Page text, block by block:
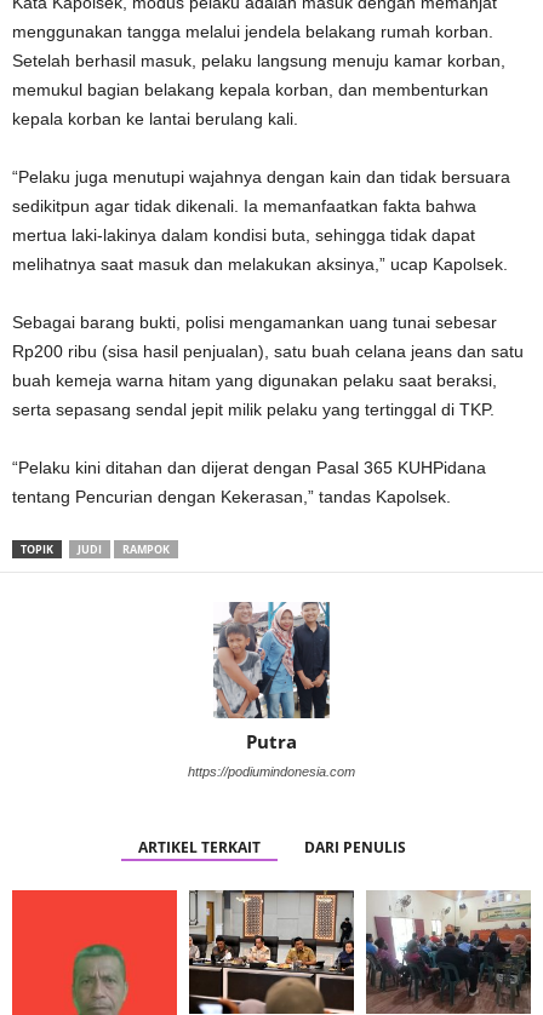
menggunakan tangga melalui jendela belakang rumah korban.
Setelah berhasil masuk, pelaku langsung menuju kamar korban,
memukul bagian belakang kepala korban, dan membenturkan
kepala korban ke lantai berulang kali.
“Pelaku juga menutupi wajahnya dengan kain dan tidak bersuara
sedikitpun agar tidak dikenali. Ia memanfaatkan fakta bahwa
mertua laki-lakinya dalam kondisi buta, sehingga tidak dapat
melihatnya saat masuk dan melakukan aksinya,” ucap Kapolsek.
Sebagai barang bukti, polisi mengamankan uang tunai sebesar
Rp200 ribu (sisa hasil penjualan), satu buah celana jeans dan satu
buah kemeja warna hitam yang digunakan pelaku saat beraksi,
serta sepasang sendal jepit milik pelaku yang tertinggal di TKP.
“Pelaku kini ditahan dan dijerat dengan Pasal 365 KUHPidana
tentang Pencurian dengan Kekerasan,” tandas Kapolsek.
TOPIK JUDI RAMPOK
Putra
https://podiumindonesia.com
ARTIKEL TERKAIT DARI PENULIS